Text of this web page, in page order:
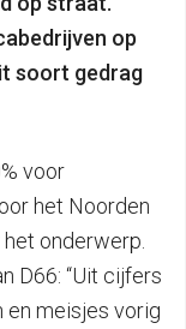
op
soort gedrag
voor
het Noorden
onderwerp.
D66: “Uit cijfers
en meisjes vorig